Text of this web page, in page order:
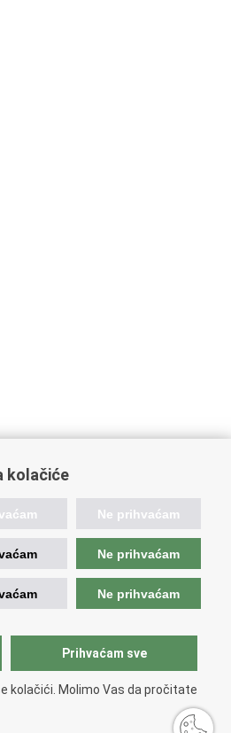
kolačiće
Ne prihvaćam
Ne prihvaćam
Ne prihvaćam
Prihvaćam sve
kolačići. Molimo Vas da pročitate